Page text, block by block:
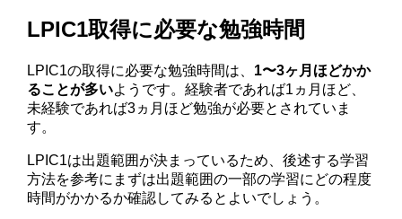
LPIC1取得に必要な勉強時間
LPIC1の取得に必要な勉強時間は、 1〜3ヶ月ほどかか
ることが多いようです。経験者であれば1ヵ月ほど、
未経験であれば3ヵ月ほど勉強が必要とされていま
す。
LPIC1は出題範囲が決まっているため、後述する学習
方法を参考にまずは出題範囲の一部の学習にどの程度
時間がかかるか確認してみるとよいでしょう。